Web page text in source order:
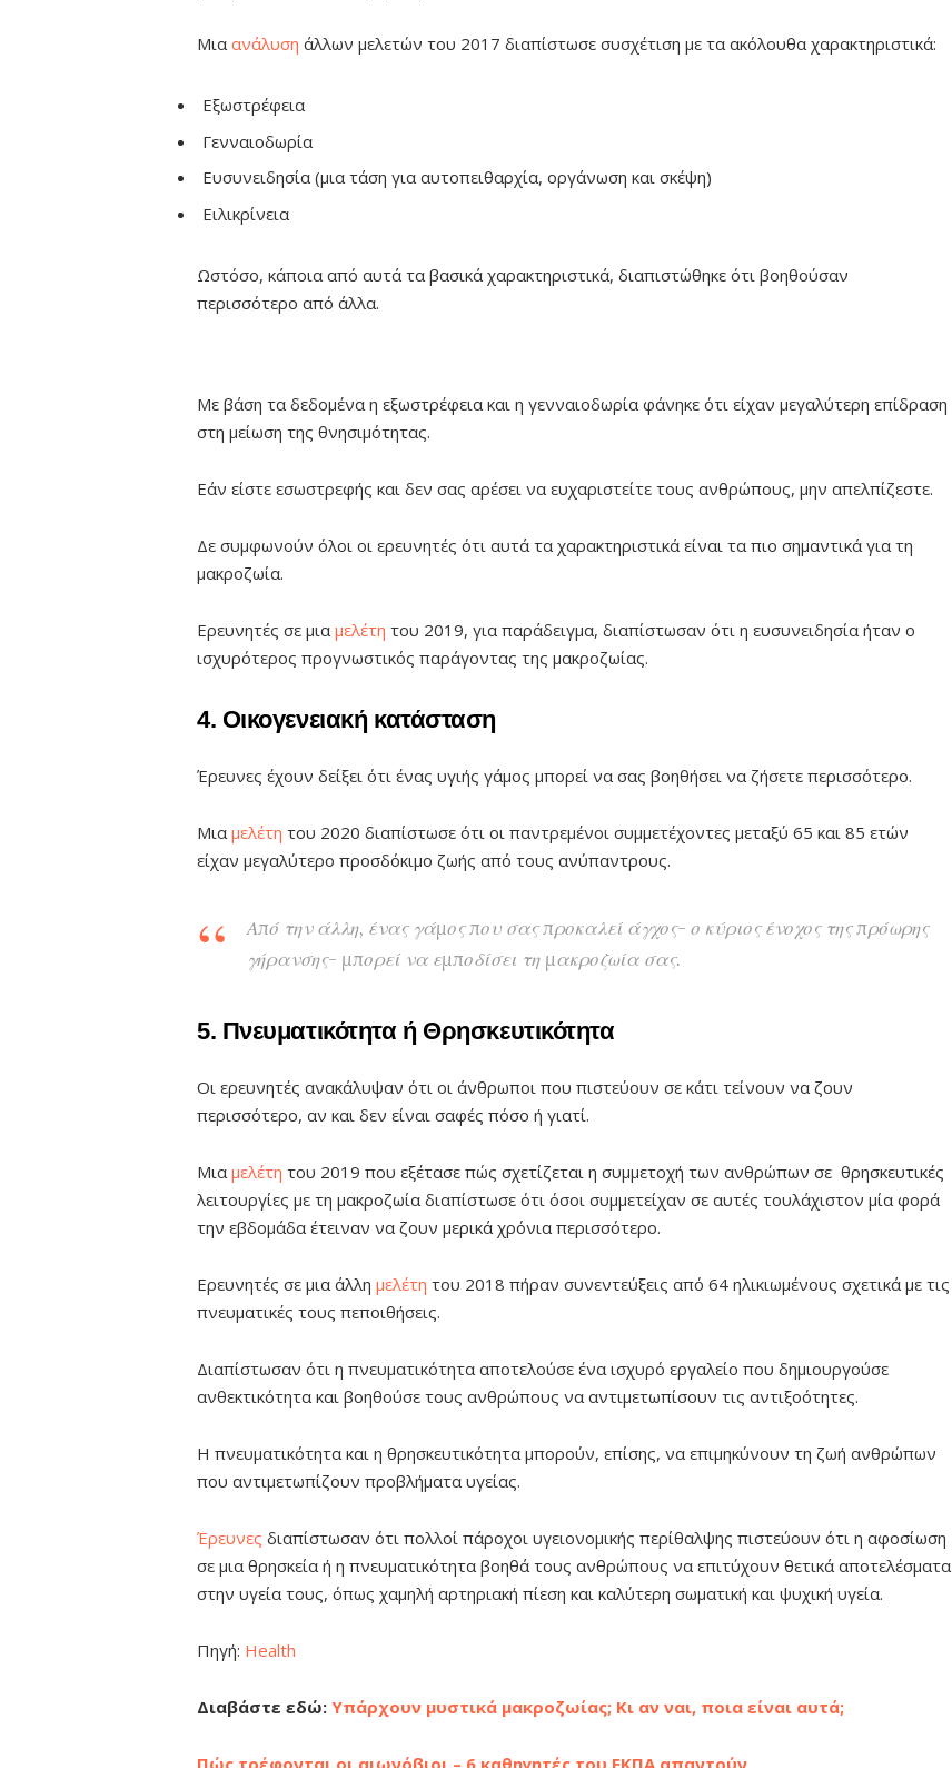
Μια ανάλυση άλλων μελετών του 2017 διαπίστωσε συσχέτιση με τα ακόλουθα χαρακτηριστικά:
Εξωστρέφεια
Γενναιοδωρία
Ευσυνειδησία (μια τάση για αυτοπειθαρχία, οργάνωση και σκέψη)
Ειλικρίνεια
Ωστόσο, κάποια από αυτά τα βασικά χαρακτηριστικά, διαπιστώθηκε ότι βοηθούσαν
περισσότερο από άλλα.
Με βάση τα δεδομένα η εξωστρέφεια και η γενναιοδωρία φάνηκε ότι είχαν μεγαλύτερη επίδραση
στη μείωση της θνησιμότητας.
Εάν είστε εσωστρεφής και δεν σας αρέσει να ευχαριστείτε τους ανθρώπους, μην απελπίζεστε.
Δε συμφωνούν όλοι οι ερευνητές ότι αυτά τα χαρακτηριστικά είναι τα πιο σημαντικά για τη
μακροζωία.
Ερευνητές σε μια μελέτη του 2019, για παράδειγμα, διαπίστωσαν ότι η ευσυνειδησία ήταν ο
ισχυρότερος προγνωστικός παράγοντας της μακροζωίας.
4. Οικογενειακή κατάσταση
Έρευνες έχουν δείξει ότι ένας υγιής γάμος μπορεί να σας βοηθήσει να ζήσετε περισσότερο.
Μια μελέτη του 2020 διαπίστωσε ότι οι παντρεμένοι συμμετέχοντες μεταξύ 65 και 85 ετών
είχαν μεγαλύτερο προσδόκιμο ζωής από τους ανύπαντρους.
Από την άλλη, ένας γάμος που σας προκαλεί άγχος- ο κύριος ένοχος της πρόωρης
γήρανσης- μπορεί να εμποδίσει τη μακροζωία σας.
5. Πνευματικότητα ή Θρησκευτικότητα
Οι ερευνητές ανακάλυψαν ότι οι άνθρωποι που πιστεύουν σε κάτι τείνουν να ζουν
περισσότερο, αν και δεν είναι σαφές πόσο ή γιατί.
Μια μελέτη του 2019 που εξέτασε πώς σχετίζεται η συμμετοχή των ανθρώπων σε θρησκευτικές
λειτουργίες με τη μακροζωία διαπίστωσε ότι όσοι συμμετείχαν σε αυτές τουλάχιστον μία φορά
την εβδομάδα έτειναν να ζουν μερικά χρόνια περισσότερο.
Ερευνητές σε μια άλλη μελέτη του 2018 πήραν συνεντεύξεις από 64 ηλικιωμένους σχετικά με τις
πνευματικές τους πεποιθήσεις.
Διαπίστωσαν ότι η πνευματικότητα αποτελούσε ένα ισχυρό εργαλείο που δημιουργούσε
ανθεκτικότητα και βοηθούσε τους ανθρώπους να αντιμετωπίσουν τις αντιξοότητες.
Η πνευματικότητα και η θρησκευτικότητα μπορούν, επίσης, να επιμηκύνουν τη ζωή ανθρώπων
που αντιμετωπίζουν προβλήματα υγείας.
Έρευνες διαπίστωσαν ότι πολλοί πάροχοι υγειονομικής περίθαλψης πιστεύουν ότι η αφοσίωση
σε μια θρησκεία ή η πνευματικότητα βοηθά τους ανθρώπους να επιτύχουν θετικά αποτελέσματα
στην υγεία τους, όπως χαμηλή αρτηριακή πίεση και καλύτερη σωματική και ψυχική υγεία.
Πηγή: Health
Διαβάστε εδώ: Υπάρχουν μυστικά μακροζωίας; Κι αν ναι, ποια είναι αυτά;